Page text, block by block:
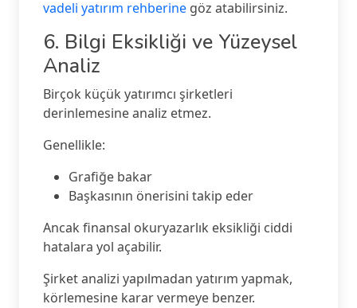
vadeli yatırım rehberine göz atabilirsiniz.
6. Bilgi Eksikliği ve Yüzeysel
Analiz
Birçok küçük yatırımcı şirketleri
derinlemesine analiz etmez.
Genellikle:
Grafiğe bakar
Başkasının önerisini takip eder
Ancak finansal okuryazarlık eksikliği ciddi
hatalara yol açabilir.
Şirket analizi yapılmadan yatırım yapmak,
körlemesine karar vermeye benzer.